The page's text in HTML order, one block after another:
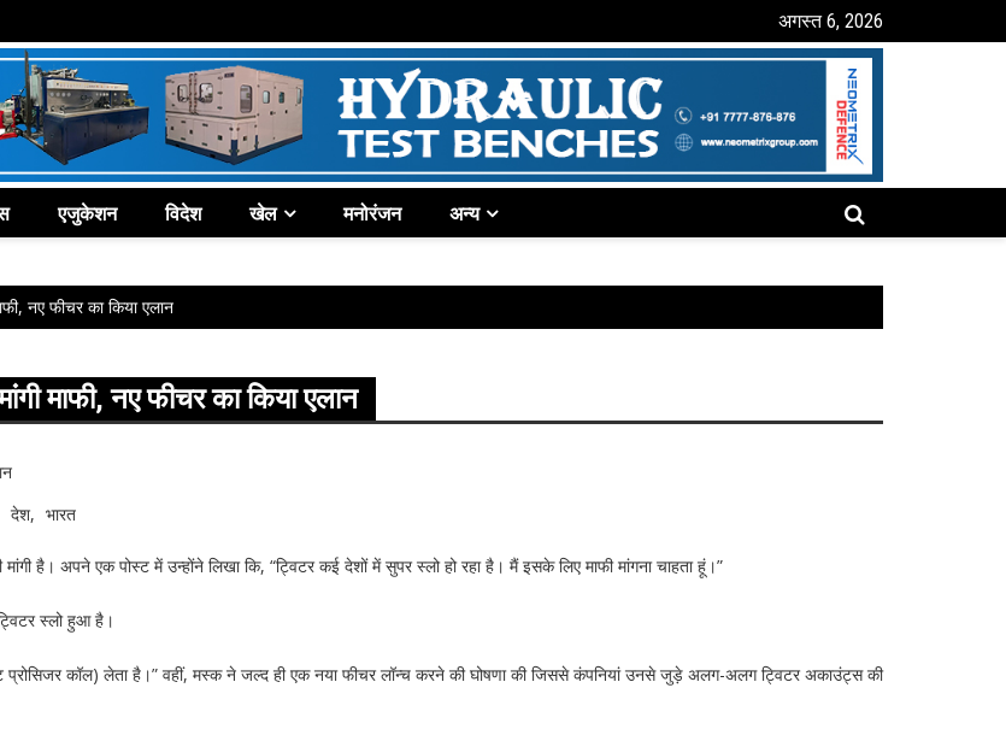
अगस्त 6, 2026
एजुकेशन विदेश खेल मनोरंजन अन्य
नए फीचर का किया एलान
माफी, नए फीचर का किया एलान
देश भारत
है। अपने एक पोस्ट में उन्‍होंने लिखा कि, “ट्विटर कई देशों में सुपर स्लो हो रहा है। मैं इसके लिए माफी मांगना चाहता हूं।”
स्‍लो हुआ है।
प्रोसिजर कॉल) लेता है।” वहीं, मस्क ने जल्द ही एक नया फीचर लॉन्च करने की घोषणा की जिससे कंपनियां उनसे जुड़े अलग-अलग ट्विटर अकाउंट्स की